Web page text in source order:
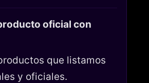
oficial con
que listamos
y oficiales.